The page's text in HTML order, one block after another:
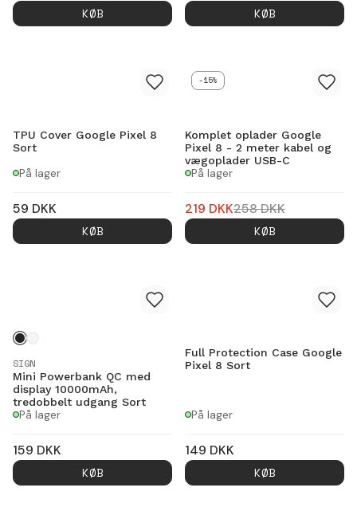
KØB KØB
TPU Cover Google Pixel 8
Sort
På lager
59 DKK
KØB
-15%
Komplet oplader Google
Pixel 8 - 2 meter kabel og
vægoplader USB-C
På lager
219 DKK258DKK
KØB
SIGN
Mini Powerbank QC med
display 10000mAh,
tredobbelt udgang Sort
På lager
159 DKK
KØB
Full Protection Case Google
Pixel 8 Sort
På lager
149 DKK
KØB